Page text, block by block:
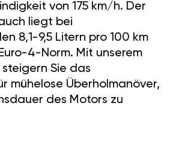
von 175 km/h. Der
liegt bei
8,1-9,5 Litern pro 100 km
4-Norm. Mit unserem
steigern Sie das
mühelose Überholmanöver,
des Motors zu